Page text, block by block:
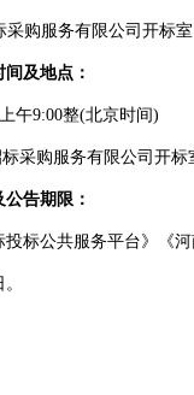
购服务有限公司开标
及地点：
上午9:00整(北京时间)
采购服务有限公司开
告期限：
投标公共服务平台》《